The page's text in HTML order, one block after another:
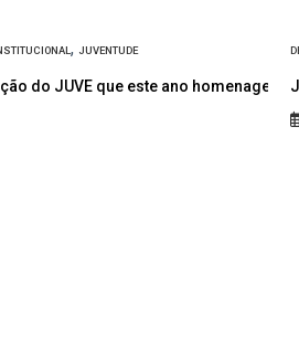
, JUVENTUDE
do JUVE que este ano homenageia